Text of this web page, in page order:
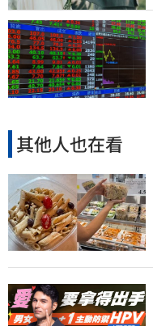
其他人也在看